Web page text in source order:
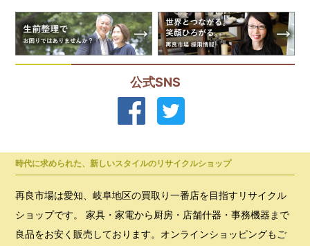
公式SNS
時代に求められた、新しいスタイルのリサイクルショップ
再良市場は愛知、岐阜地区の買取り一番店を目指すリサイクル
ショップです。 家具・家電から厨房・店舗什器・事務機器まで
良品をお安く販売しております。オンラインショッピングもご